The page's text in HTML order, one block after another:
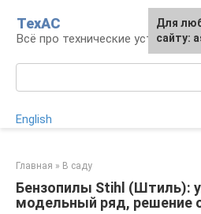
контенту
ТехАС
Всё про технические устройства
English
Главная » В саду
Бензопилы Stihl (Штиль):
модельный ряд, решение
Для
сайту: